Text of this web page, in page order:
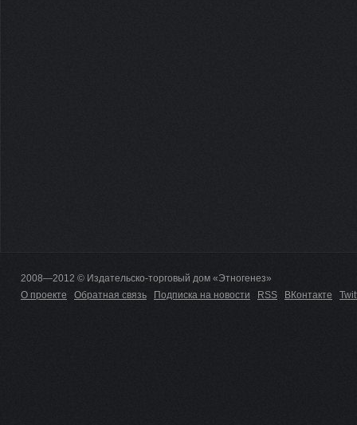
2008—2012 © Издательско-торговый дом «Этногенез»
О проекте
Обратная связь Подписка на новости RSS ВКонтакте